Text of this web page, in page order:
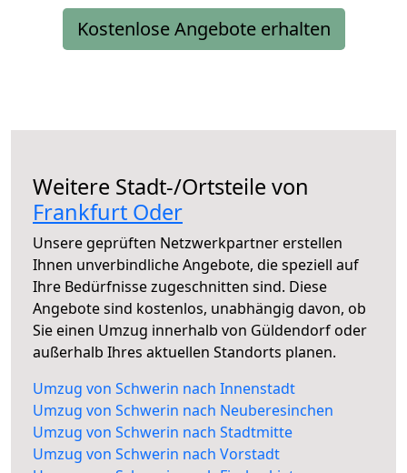
Kostenlose Angebote erhalten
Weitere Stadt-/Ortsteile von
Frankfurt Oder
Unsere geprüften Netzwerkpartner erstellen
Ihnen unverbindliche Angebote, die speziell auf
Ihre Bedürfnisse zugeschnitten sind. Diese
Angebote sind kostenlos, unabhängig davon, ob
Sie einen Umzug innerhalb von Güldendorf oder
außerhalb Ihres aktuellen Standorts planen.
Umzug von Schwerin nach Innenstadt
Umzug von Schwerin nach Neuberesinchen
Umzug von Schwerin nach Stadtmitte
Umzug von Schwerin nach Vorstadt